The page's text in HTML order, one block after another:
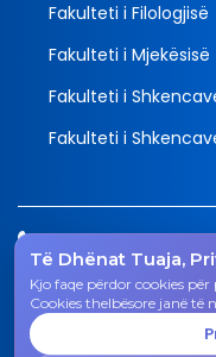
Të Dhënat Tuaja,
Kjo faqe përdor cookies
Cookies thelbësore janë të
Fakulteti i Filologjisë
Fakulteti i Mjekësisë
Fakulteti i
Fakulteti i
038 200 20 831
Email
rektorati@uni-